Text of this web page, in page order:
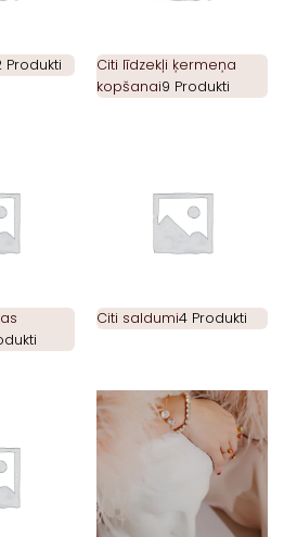
Produkti
Citi līdzekļi ķermeņa
kopšanai9 Produkti
Citi saldumi4 Produkti